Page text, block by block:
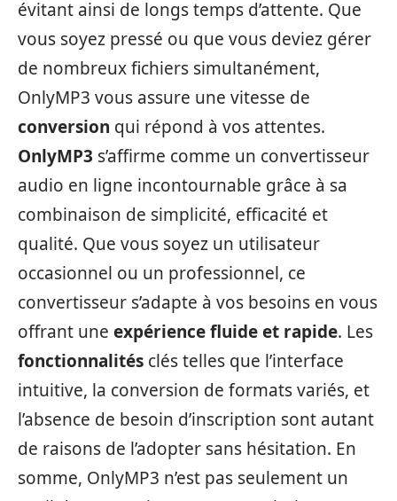
évitant ainsi de longs temps d’attente. Que
vous soyez pressé ou que vous deviez gérer
de nombreux fichiers simultanément,
OnlyMP3 vous assure une vitesse de
conversion qui répond à vos attentes.
OnlyMP3 s’affirme comme un convertisseur
audio en ligne incontournable grâce à sa
combinaison de simplicité, efficacité et
qualité. Que vous soyez un utilisateur
occasionnel ou un professionnel, ce
convertisseur s’adapte à vos besoins en vous
offrant une expérience fluide et rapide. Les
fonctionnalités clés telles que l’interface
intuitive, la conversion de formats variés, et
l’absence de besoin d’inscription sont autant
de raisons de l’adopter sans hésitation. En
somme, OnlyMP3 n’est pas seulement un